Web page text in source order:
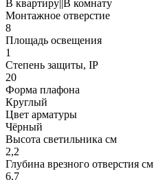
В квартиру||В комнату
Монтажное отверстие
8
Площадь освещения
1
Степень защиты, IP
20
Форма плафона
Круглый
Цвет арматуры
Чёрный
Высота светильника см
2,2
Глубина врезного отверстия см
6,7